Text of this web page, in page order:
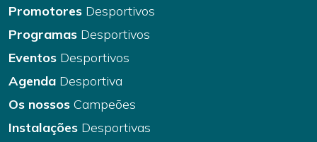
Promotores Desportivos
Programas Desportivos
Eventos Desportivos
Agenda Desportiva
Os nossos Campeões
Instalações Desportivas